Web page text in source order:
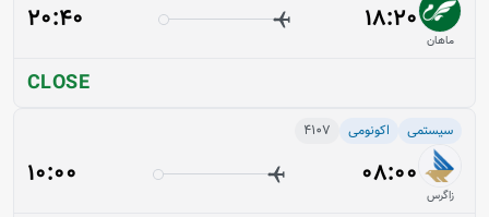
سیستمی اکونومی 4107
زاگرس
08:00
10:00
ماهان
18:20
20:40
CLOSE